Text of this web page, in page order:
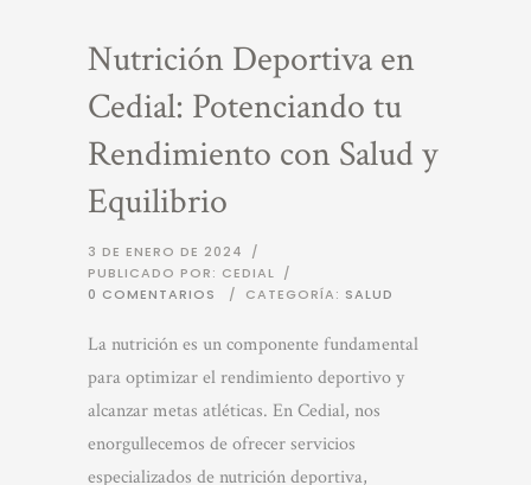
Nutrición Deportiva en
Cedial: Potenciando tu
Rendimiento con Salud y
Equilibrio
3 DE ENERO DE 2024
/
PUBLICADO POR: CEDIAL /
0 COMENTARIOS
/ CATEGORÍA: SALUD
La nutrición es un componente fundamental
para optimizar el rendimiento deportivo y
alcanzar metas atléticas. En Cedial, nos
enorgullecemos de ofrecer servicios
especializados de nutrición deportiva,